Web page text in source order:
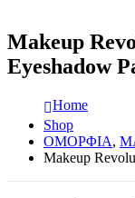
Makeup
Eyeshadow
Home
Shop
ΟΜΟΡΦΙΑ,
Makeup